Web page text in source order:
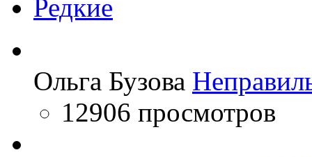
Редкие
Ольга Бузова
12906 просмотров